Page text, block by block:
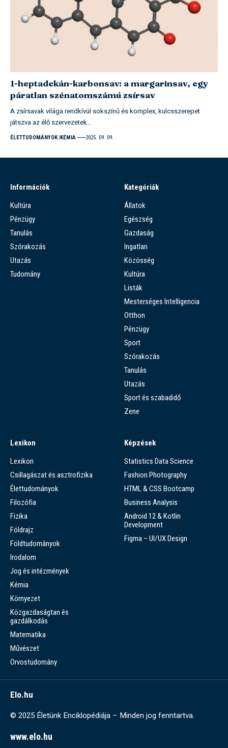
1-heptadekán-karbonsav: a margarinsav, egy
páratlan szénatomszámú zsírsav
A zsírsavak világa rendkívül sokszínű és komplex, kulcsszerepet
játszva az élő szervezetek…
ÉLETTUDOMÁNYOK KÉMIA 2025. 09. 09.
Információk
Kultúra
Pénzügy
Tanulás
Szórakozás
Utazás
Tudomány
Kategóriák
Állatok
Egészség
Gazdaság
Ingatlan
Közösség
Kultúra
Listák
Mesterséges Intelligencia
Otthon
Pénzügy
Sport
Szórakozás
Tanulás
Utazás
Sport és szabadidő
Zene
Lexikon
Lexikon
Csillagászat és asztrofizika
Élettudományok
Filozófia
Fizika
Földrajz
Földtudományok
Irodalom
Jog és intézmények
Kémia
Környezet
Közgazdaságtan és
gazdálkodás
Matematika
Művészet
Orvostudomány
Képzések
Statistics Data Science
Fashion Photography
HTML & CSS Bootcamp
Business Analysis
Android 12 & Kotlin
Development
Figma – UI/UX Design
Elo.hu
© 2025 Életünk Enciklopédiája – Minden jog fenntartva.
www.elo.hu